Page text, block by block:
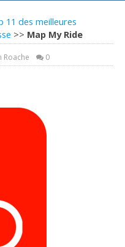
11 des meilleures
>> Map My Ride
Roache 0